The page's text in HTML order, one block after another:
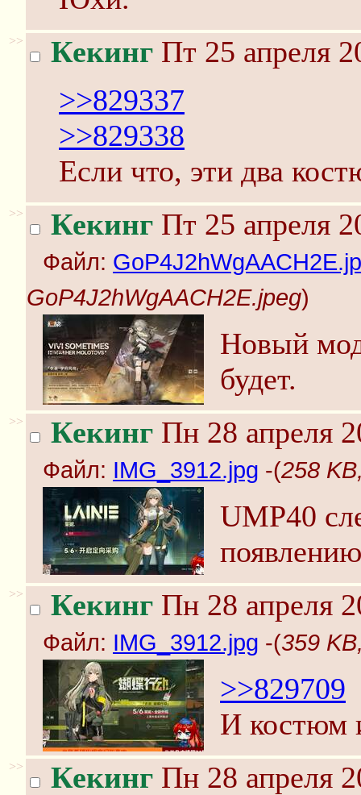
>> Кекинг Пт 25 апреля
>>829337
>>829338
Если что, эти два
>> Кекинг Пт 25 апреля
Файл:
GoP4J2hWgAACH2E.jpeg)
Новый
будет.
>> Кекинг Пн 28 апреля
Файл: IMG_3912.jpg -(258
UMP40
>> Кекинг Пн 28 апреля
Файл: IMG_3912.jpg -(359
>>829709
И костюм
>> Кекинг Пн 28 апреля